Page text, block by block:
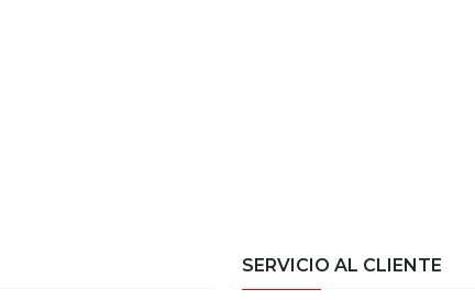
SERVICIO AL CLIENTE